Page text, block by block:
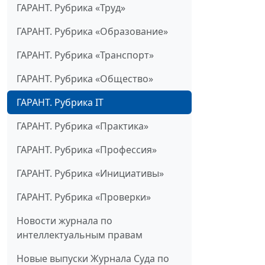
ГАРАНТ. Рубрика «Труд»
ГАРАНТ. Рубрика «Образование»
ГАРАНТ. Рубрика «Транспорт»
ГАРАНТ. Рубрика «Общество»
ГАРАНТ. Рубрика IT
ГАРАНТ. Рубрика «Практика»
ГАРАНТ. Рубрика «Профессия»
ГАРАНТ. Рубрика «Инициативы»
ГАРАНТ. Рубрика «Проверки»
Новости журнала по
интеллектуальным правам
Новые выпуски Журнала Суда по